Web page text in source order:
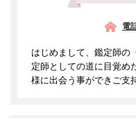
電
はじめまして、鑑定師の
定師としての道に目覚め
様に出会う事ができご支